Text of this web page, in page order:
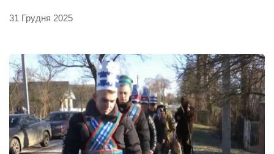
31 Грудня 2025